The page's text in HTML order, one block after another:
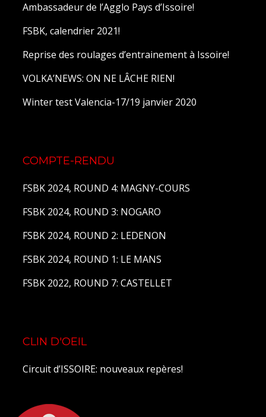
Ambassadeur de l’Agglo Pays d’Issoire!
FSBK, calendrier 2021!
Reprise des roulages d’entrainement à Issoire!
VOLKA’NEWS: ON NE LÂCHE RIEN!
Winter test Valencia-17/19 janvier 2020
COMPTE-RENDU
FSBK 2024, ROUND 4: MAGNY-COURS
FSBK 2024, ROUND 3: NOGARO
FSBK 2024, ROUND 2: LEDENON
FSBK 2024, ROUND 1: LE MANS
FSBK 2022, ROUND 7: CASTELLET
CLIN D'OEIL
Circuit d’ISSOIRE: nouveaux repères!